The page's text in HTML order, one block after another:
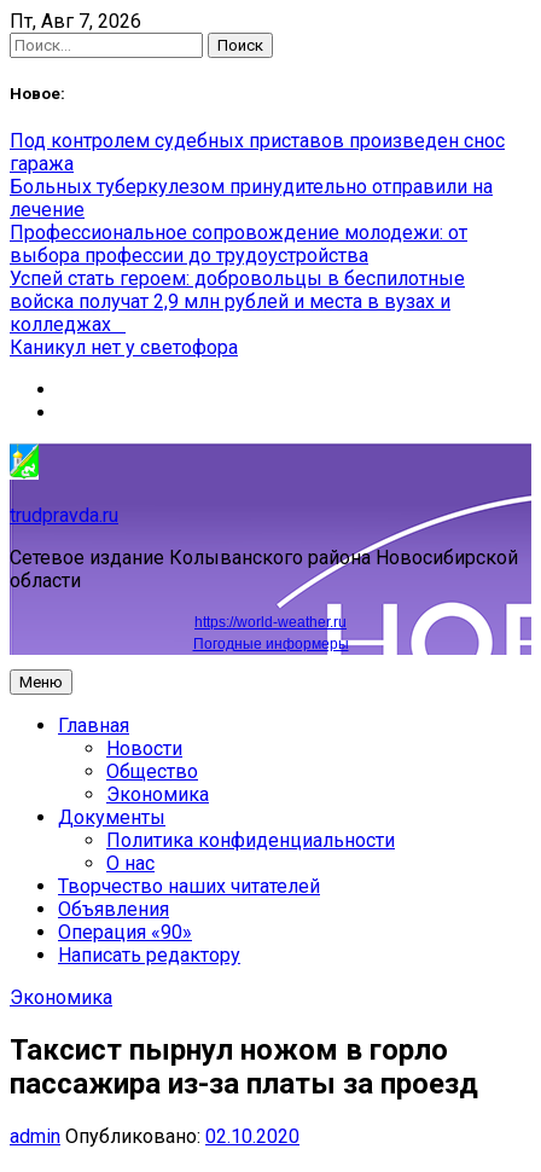
Skip
to
content
Пт, Авг 7, 2026
Найти:
Новое:
Под контролем судебных приставов произведен снос
гаража
Больных туберкулезом принудительно отправили на
лечение
Профессиональное сопровождение молодежи: от
выбора профессии до трудоустройства
Успей стать героем: добровольцы в беспилотные
войска получат 2,9 млн рублей и места в вузах и
колледжах
Каникул нет у светофора
trudpravda.ru
Сетевое издание Колыванского района Новосибирской
области
https://world-weather.ru
Погодные информеры
Меню
Главная
Новости
Общество
Экономика
Документы
Политика конфиденциальности
О нас
Творчество наших читателей
Объявления
Операция «90»
Написать редактору
Экономика
Таксист пырнул ножом в горло
пассажира из-за платы за проезд
admin Опубликовано: 02.10.2020